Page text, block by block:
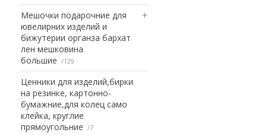
Мешочки подарочние для
ювелирних изделий и
бижутерии органза бархат
лен мешковина
большие
129
Ценники для изделий,бирки
на резинке, картонно-
бумажние,для колец само
клейка, круглие
прямоугольние
7